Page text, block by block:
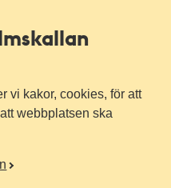
vi kakor, cookies, för att
webbplatsen ska